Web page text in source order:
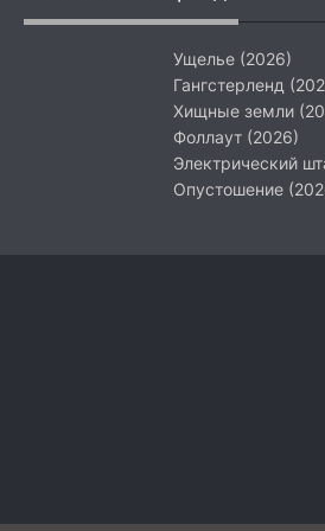
Ущелье (2026)
Гангстерленд
Хищные земли
Фоллаут (2026)
Электрический
Опустошение